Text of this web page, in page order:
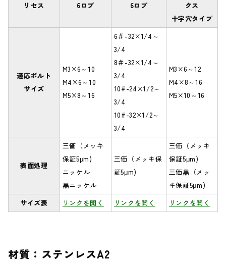
リセス 6ロブ 6ロブ
クス
十字穴タイプ
適応ボルト
サイズ
M3×6～10
M4×6～10
M5×8～16
6＃-32×1/4～
3/4
8＃-32×1/4～
3/4
10#-24×1/2～
3/4
10#-32×1/2～
3/4
M3×6～12
M4×8～16
M5×10～16
表面処理
三価（メッキ
保証5μm)
ニッケル
黒ニッケル
三価（メッキ保
証5μm)
三価（メッキ
保証5μm)
三価黒（メッ
キ保証5μm)
サイズ表
リンクを開く リンクを開く リンクを開く
材質：ステンレスA2